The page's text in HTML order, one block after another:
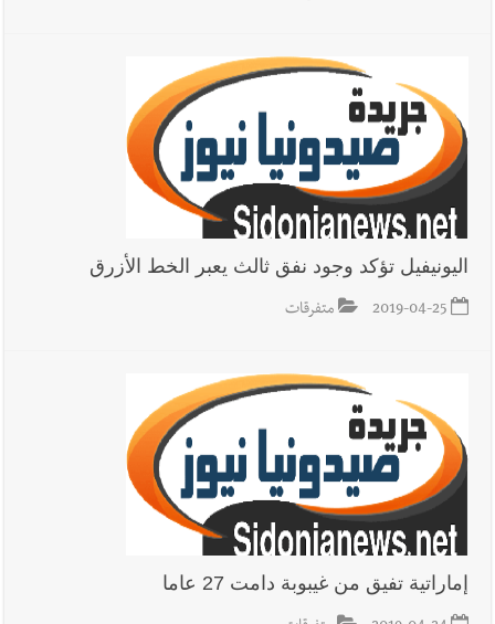
أخبار لبنان
راتب النائب من 3 آلاف إلى 5 آلاف دولار شهرياً...
فكيف أقرّت الزيادة؟
أخبار لبنان مواجهة مؤجّلة لنزاع طويل
العالم العربي
يبقى الشعب الفلسطيني يعيش كل هذا الألم؟ وإلى متى تستمر هذه
المعاناة التي تمزق القلوب والضمائر؟
أخبار العالم
الرئيس الأميركي ترامب يحذّر إيران من ضربة قوية...
وإعلام إيراني: الاتّفاق مع عُمان مؤجّل ما دامت التهديدات مستمرّة
اليونيفيل تؤكد وجود نفق ثالث يعبر الخط الأزرق
2019-04-25 متفرقات
إماراتية تفيق من غيبوبة دامت 27 عاما